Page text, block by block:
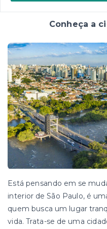
Conheça a
Está pensando em se
interior de São Paulo, é
quem busca um lugar
vida. Trata-se de uma